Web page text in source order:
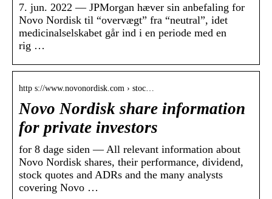
7. jun. 2022 — JPMorgan hæver sin anbefaling for
Novo Nordisk til “overvægt” fra “neutral”, idet
medicinalselskabet går ind i en periode med en
rig …
http s://www.novonordisk.com › stoc…
Novo Nordisk share information
for private investors
for 8 dage siden — All relevant information about
Novo Nordisk shares, their performance, dividend,
stock quotes and ADRs and the many analysts
covering Novo …